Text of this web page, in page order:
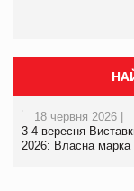
18 червня 2026 |
3-4 вересня
2026: Власна марка